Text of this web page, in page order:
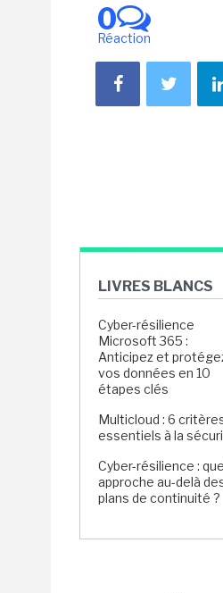
0
Réaction
LIVRES BLANCS
Cyber-résilience
Microsoft 365 :
Anticipez et
vos données en 10
étapes clés
Multicloud : 6
essentiels à la
Cyber-résilience :
approche au-delà
plans de continuité ?